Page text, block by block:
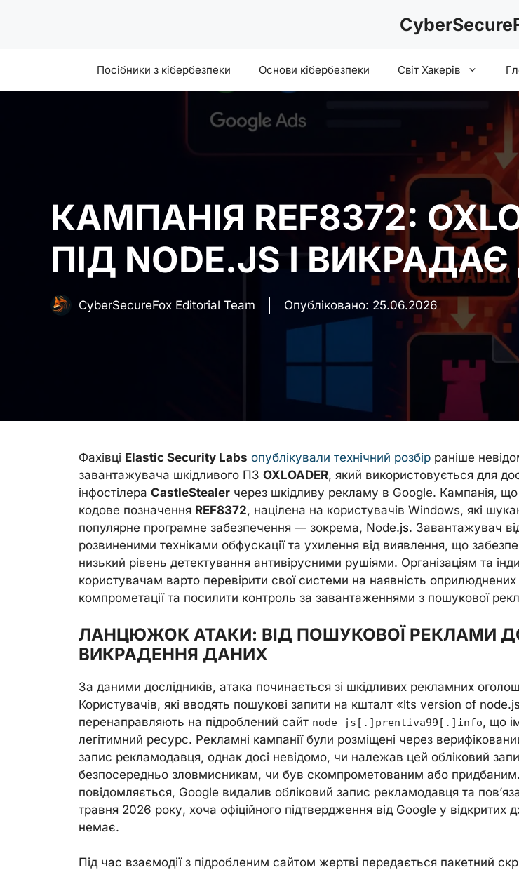
Посібники з кібербезпеки Основи кібербезпеки Світ Хакерів
КАМПАНІЯ REF8372:
ПІД NODE.JS І
CyberSecureFox Editorial Team Опубліковано: 25.06.2026
Фахівці Elastic Security Labs опублікували технічний розбір раніше
завантажувача шкідливого ПЗ OXLOADER, який використовується для
інфостілера CastleStealer через шкідливу рекламу в Google. Кампанія,
кодове позначення REF8372, націлена на користувачів Windows, які
популярне програмне забезпечення — зокрема, Node.js. Завантажувач
розвиненими техніками обфускації та ухилення від виявлення, що
низький рівень детектування антивірусними рушіями. Організаціям та
користувачам варто перевірити свої системи на наявність оприлюднених
компрометації та посилити контроль за завантаженнями з пошукової
ЛАНЦЮЖОК АТАКИ: ВІД ПОШУКОВОЇ РЕКЛАМИ
ВИКРАДЕННЯ ДАНИХ
За даними дослідників, атака починається зі шкідливих рекламних
Користувачів, які вводять пошукові запити на кшталт «lts version of
перенаправляють на підроблений сайт node-js[.]prentiva99[.]info, що
легітимний ресурс. Рекламні кампанії були розміщені через
запис рекламодавця, однак досі невідомо, чи належав цей обліковий
безпосередньо зловмисникам, чи був скомпрометованим або
повідомляється, Google видалив обліковий запис рекламодавця та
травня 2026 року, хоча офіційного підтвердження від Google у відкритих
немає.
Під час взаємодії з підробленим сайтом жертві передається пакетний